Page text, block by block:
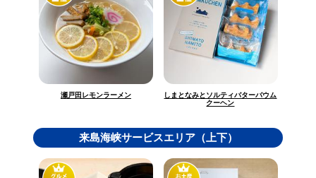
瀬戸田レモンラーメン しまとなみとソルティバターバウム
クーヘン
来島海峡サービスエリア（上下）